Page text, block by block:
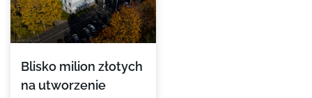
Blisko milion złotych
na utworzenie